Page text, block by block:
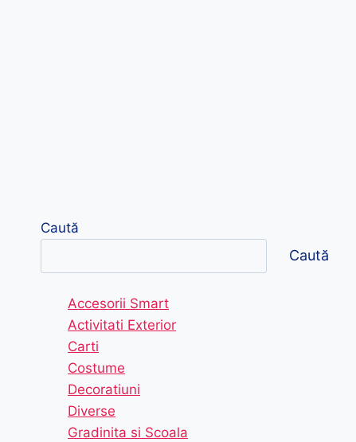
Caută
Caută
Accesorii Smart
Activitati Exterior
Carti
Costume
Decoratiuni
Diverse
Gradinita si Scoala